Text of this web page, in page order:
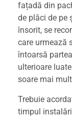
fațadă din
de plăci de pe
însorit, se
care urmează
întoarsă
ulterioare
soare mai
Trebuie
timpul